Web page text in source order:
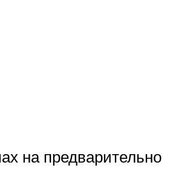
на предварительно